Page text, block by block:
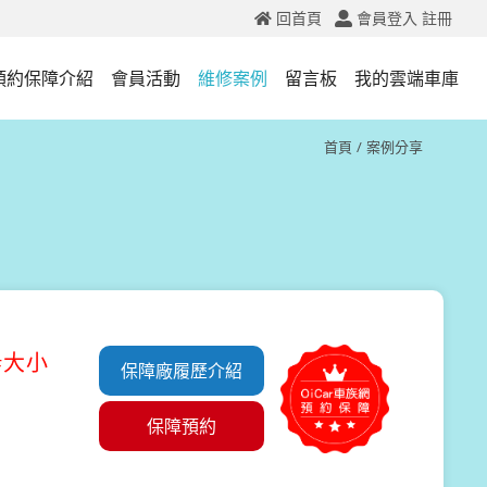
會員登入 註冊
回首頁
約保障介紹 會員活動 維修案例 留言板 我的雲端車庫
首頁 案例分享
小 保障廠履歷介紹
保障預約